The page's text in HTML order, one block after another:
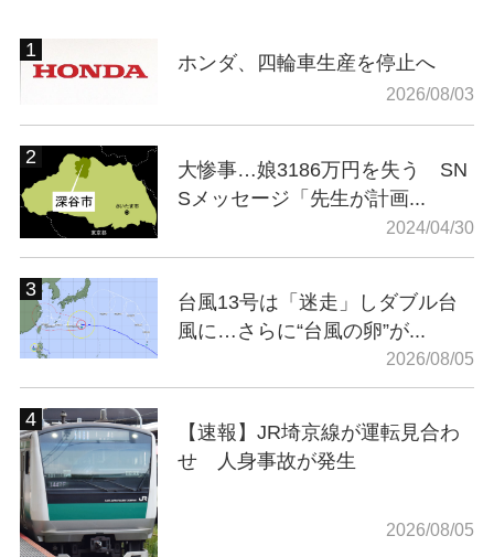
ホンダ、四輪車生産を停止へ
2026/08/03
大惨事…娘3186万円を失う SN
Sメッセージ「先生が計画...
2024/04/30
台風13号は「迷走」しダブル台
風に…さらに“台風の卵”が...
2026/08/05
【速報】JR埼京線が運転見合わ
せ 人身事故が発生
2026/08/05